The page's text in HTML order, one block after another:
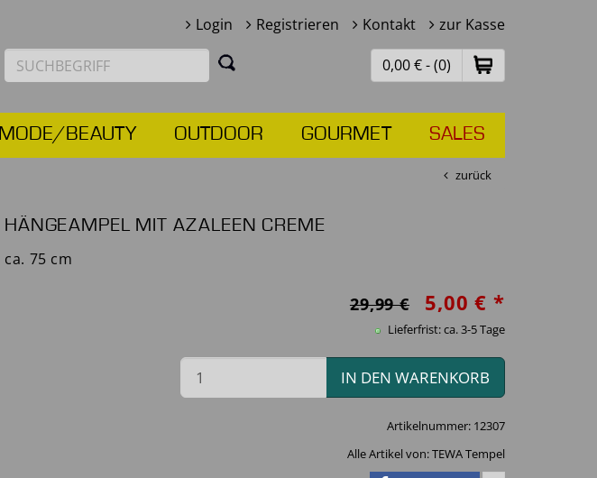
Login Registrieren Kontakt zur Kasse
0,00 € - (0)
MODE/BEAUTY OUTDOOR GOURMET SALES
zurück
HÄNGEAMPEL MIT AZALEEN CREME
ca. 75 cm
29,99 € 5,00 € *
Lieferfrist: ca. 3-5 Tage
IN DEN WARENKORB
Artikelnummer: 12307
Alle Artikel von:TEWA Tempel